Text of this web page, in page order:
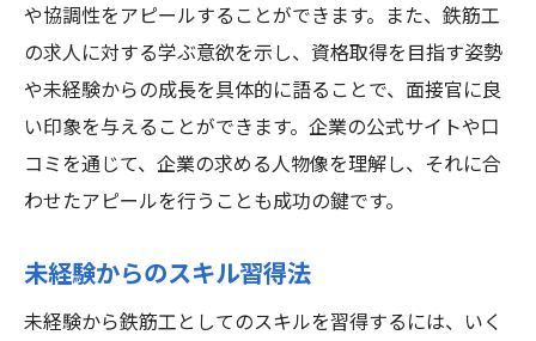
や協調性をアピールすることができます。また、鉄筋工
の求人に対する学ぶ意欲を示し、資格取得を目指す姿勢
や未経験からの成長を具体的に語ることで、面接官に良
い印象を与えることができます。企業の公式サイトや口
コミを通じて、企業の求める人物像を理解し、それに合
わせたアピールを行うことも成功の鍵です。
未経験からのスキル習得法
未経験から鉄筋工としてのスキルを習得するには、いく